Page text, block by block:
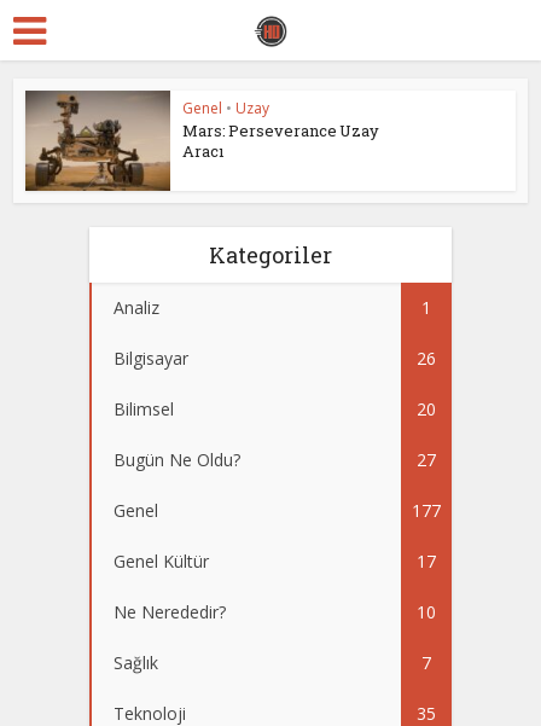
Genel • Uzay
Mars: Perseverance Uzay
Aracı
Kategoriler
Analiz 1
Bilgisayar 26
Bilimsel 20
Bugün Ne Oldu? 27
Genel 177
Genel Kültür 17
Ne Nerededir? 10
Sağlık 7
Teknoloji 35